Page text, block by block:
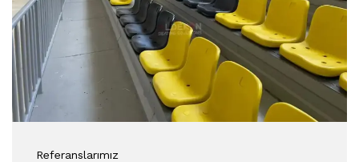
Referanslarımız